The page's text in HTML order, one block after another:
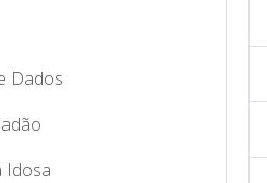
Dados
Idosa